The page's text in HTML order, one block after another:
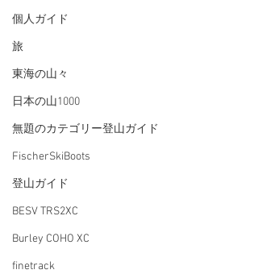
個人ガイド
旅
東海の山々
日本の山1000
無題のカテゴリー登山ガイド
FischerSkiBoots
登山ガイド
BESV TRS2XC
Burley COHO XC
finetrack